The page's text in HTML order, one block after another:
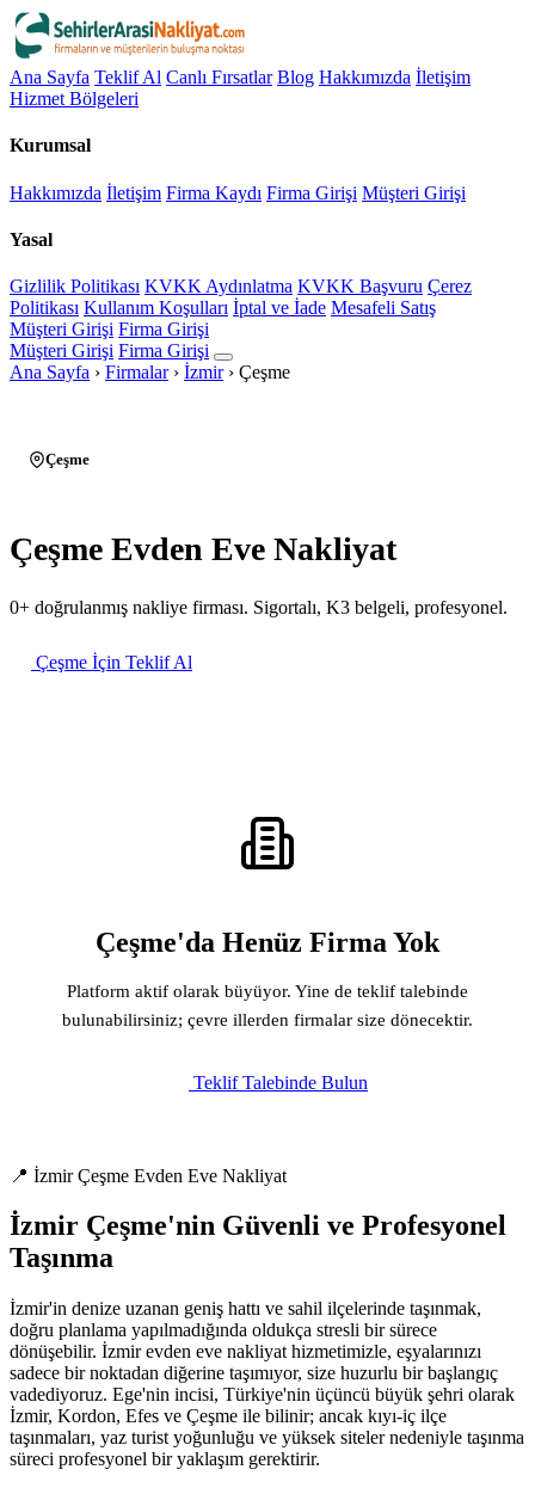
Ana Sayfa Teklif Al Canlı Fırsatlar Blog Hakkımızda İletişim
Hizmet Bölgeleri
Kurumsal
Hakkımızda İletişim Firma Kaydı Firma Girişi Müşteri Girişi
Yasal
Gizlilik Politikası KVKK Aydınlatma KVKK Başvuru Çerez
Politikası Kullanım Koşulları İptal ve İade Mesafeli Satış
Müşteri Girişi Firma Girişi
Müşteri Girişi Firma Girişi
Ana Sayfa › Firmalar › İzmir › Çeşme
Çeşme
Çeşme Evden Eve Nakliyat
0+ doğrulanmış nakliye firması. Sigortalı, K3 belgeli, profesyonel.
Çeşme İçin Teklif Al
Çeşme'da Henüz Firma Yok
Platform aktif olarak büyüyor. Yine de teklif talebinde
bulunabilirsiniz; çevre illerden firmalar size dönecektir.
Teklif Talebinde Bulun
📍 İzmir Çeşme Evden Eve Nakliyat
İzmir Çeşme'nin Güvenli ve Profesyonel
Taşınma
İzmir'in denize uzanan geniş hattı ve sahil ilçelerinde taşınmak,
doğru planlama yapılmadığında oldukça stresli bir sürece
dönüşebilir. İzmir evden eve nakliyat hizmetimizle, eşyalarınızı
sadece bir noktadan diğerine taşımıyor, size huzurlu bir başlangıç
vadediyoruz. Ege'nin incisi, Türkiye'nin üçüncü büyük şehri olarak
İzmir, Kordon, Efes ve Çeşme ile bilinir; ancak kıyı-iç ilçe
taşınmaları, yaz turist yoğunluğu ve yüksek siteler nedeniyle taşınma
süreci profesyonel bir yaklaşım gerektirir.